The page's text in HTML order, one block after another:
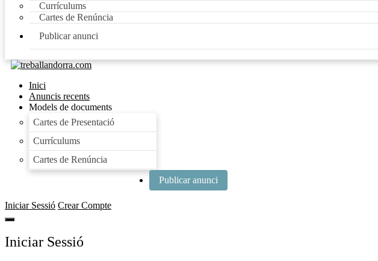
Currículums
Cartes de Renúncia
Publicar anunci
Inici
Anuncis recents
Models de documents
Cartes de Presentació
Currículums
Cartes de Renúncia
Publicar anunci
Iniciar Sessió Crear Compte
Iniciar Sessió